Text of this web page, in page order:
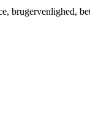
brugervenlighed,